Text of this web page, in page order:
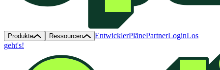
Produkte Ressourcen EntwicklerPlänePartnerLoginLos
geht's!